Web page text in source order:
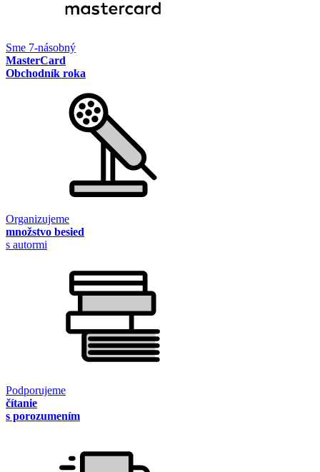
Sme 7-násobný
MasterCard
Obchodník roka
Organizujeme
množstvo besied
s autormi
Podporujeme
čítanie
s porozumením